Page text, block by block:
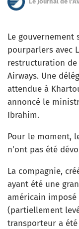
Le gouvernement
pourparlers avec
restructuration
Airways. Une
attendue à
annoncé le
Ibrahim.
Pour le moment,
n’ont pas été
La compagnie,
ayant été une
américain imposé
(partiellement
transporteur a été